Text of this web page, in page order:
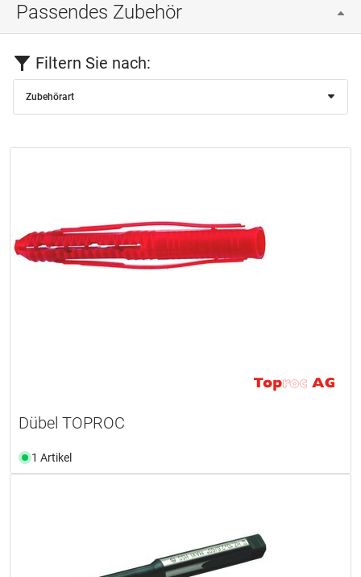
Passendes Zubehör
Filtern Sie nach:
Zubehörart
Dübel TOPROC
1 Artikel